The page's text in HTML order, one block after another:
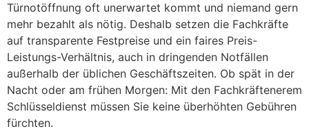
Türnotöffnung oft unerwartet kommt und niemand gern
mehr bezahlt als nötig. Deshalb setzen die Fachkräfte
auf transparente Festpreise und ein faires Preis-
Leistungs-Verhältnis, auch in dringenden Notfällen
außerhalb der üblichen Geschäftszeiten. Ob spät in der
Nacht oder am frühen Morgen: Mit den Fachkräftenerem
Schlüsseldienst müssen Sie keine überhöhten Gebühren
fürchten.